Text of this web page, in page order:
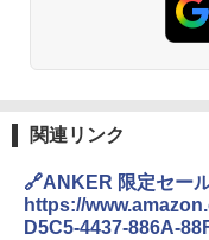
関連リンク
🔗ANKER 限定セー
https://
D5C5-4437-886A-